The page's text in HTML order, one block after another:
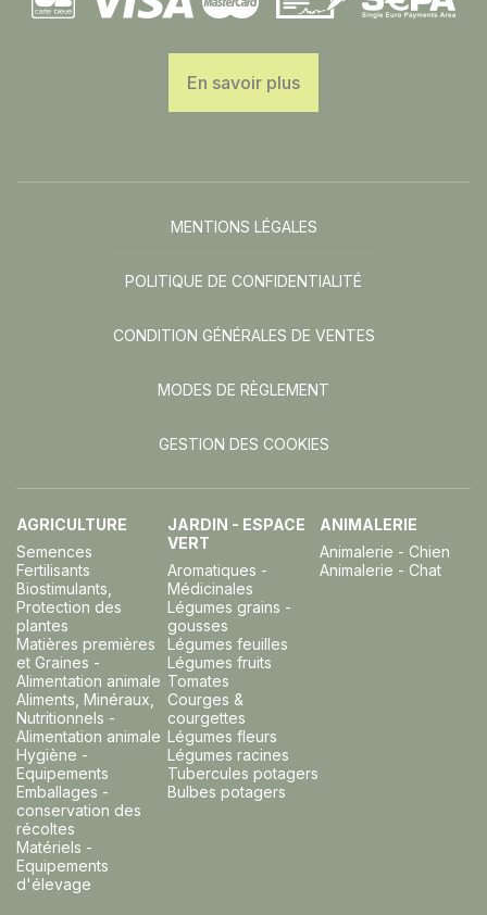
En savoir plus
MENTIONS LÉGALES
POLITIQUE DE CONFIDENTIALITÉ
CONDITION GÉNÉRALES DE VENTES
MODES DE RÈGLEMENT
GESTION DES COOKIES
AGRICULTURE
Semences
Fertilisants
Biostimulants,
Protection des
plantes
Matières premières
et Graines -
Alimentation animale
Aliments, Minéraux,
Nutritionnels -
Alimentation animale
Hygiène -
Equipements
Emballages -
conservation des
récoltes
Matériels -
Equipements
d'élevage
JARDIN - ESPACE
VERT
Aromatiques -
Médicinales
Légumes grains -
gousses
Légumes feuilles
Légumes fruits
Tomates
Courges &
courgettes
Légumes fleurs
Légumes racines
Tubercules potagers
Bulbes potagers
ANIMALERIE
Animalerie - Chien
Animalerie - Chat